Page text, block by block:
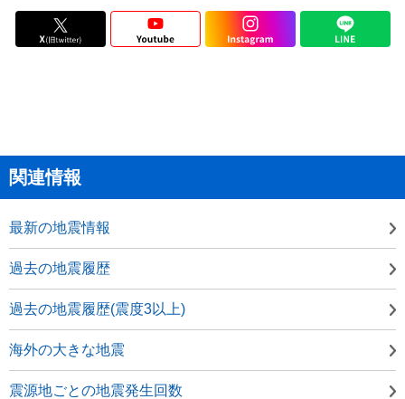
関連情報
最新の地震情報
過去の地震履歴
過去の地震履歴(震度3以上)
海外の大きな地震
震源地ごとの地震発生回数